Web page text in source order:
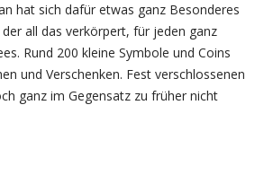
hat sich dafür etwas ganz Besonderes
all das verkörpert, für jeden ganz
Rund 200 kleine Symbole und Coins
und Verschenken. Fest verschlossenen
ganz im Gegensatz zu früher nicht